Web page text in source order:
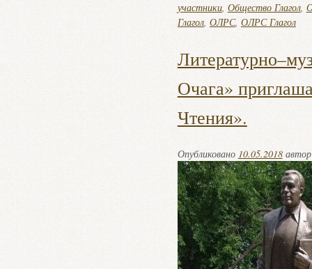
участники, Общество Глагол,
Глагол, ОЛРС, ОЛРС Глагол
Очага»
Чтения».
Опубликовано 10.05.2018